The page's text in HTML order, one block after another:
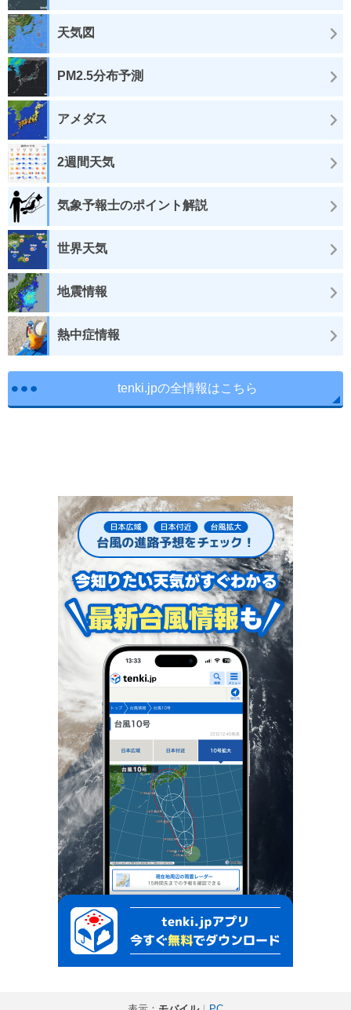
天気図
PM2.5分布予測
アメダス
2週間天気
気象予報士のポイント解説
世界天気
地震情報
熱中症情報
tenki.jpの全情報はこちら